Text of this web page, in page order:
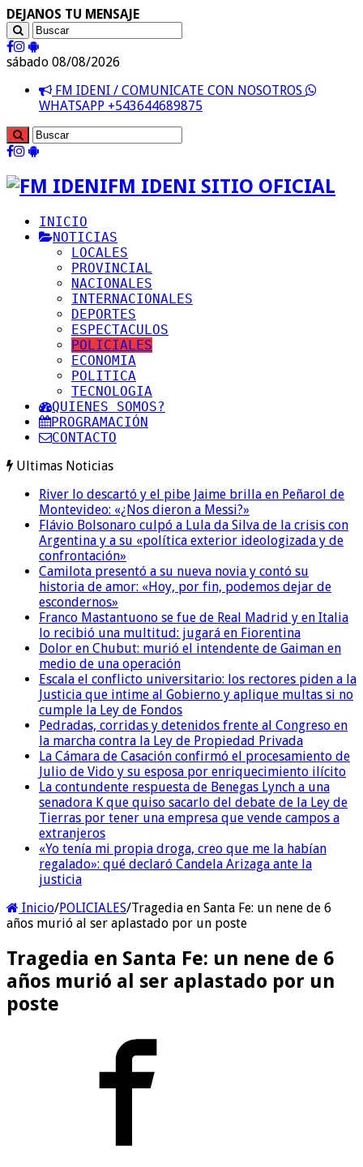
DEJANOS TU MENSAJE
sábado 08/08/2026
FM IDENI / COMUNICATE CON NOSOTROS
WHATSAPP +543644689875
FM IDENI SITIO OFICIAL
INICIO
NOTICIAS
LOCALES
PROVINCIAL
NACIONALES
INTERNACIONALES
DEPORTES
ESPECTACULOS
POLICIALES
ECONOMIA
POLITICA
TECNOLOGIA
QUIENES SOMOS?
PROGRAMACIÓN
CONTACTO
Ultimas Noticias
River lo descartó y el pibe Jaime brilla en Peñarol de
Montevideo: «¿Nos dieron a Messi?»
Flávio Bolsonaro culpó a Lula da Silva de la crisis con
Argentina y a su «política exterior ideologizada y de
confrontación»
Camilota presentó a su nueva novia y contó su
historia de amor: «Hoy, por fin, podemos dejar de
escondernos»
Franco Mastantuono se fue de Real Madrid y en Italia
lo recibió una multitud: jugará en Fiorentina
Dolor en Chubut: murió el intendente de Gaiman en
medio de una operación
Escala el conflicto universitario: los rectores piden a la
Justicia que intime al Gobierno y aplique multas si no
cumple la Ley de Fondos
Pedradas, corridas y detenidos frente al Congreso en
la marcha contra la Ley de Propiedad Privada
La Cámara de Casación confirmó el procesamiento de
Julio de Vido y su esposa por enriquecimiento ilícito
La contundente respuesta de Benegas Lynch a una
senadora K que quiso sacarlo del debate de la Ley de
Tierras por tener una empresa que vende campos a
extranjeros
«Yo tenía mi propia droga, creo que me la habían
regalado»: qué declaró Candela Arizaga ante la
justicia
Inicio/POLICIALES/Tragedia en Santa Fe: un nene de 6
años murió al ser aplastado por un poste
Tragedia en Santa Fe: un nene de 6
años murió al ser aplastado por un
poste